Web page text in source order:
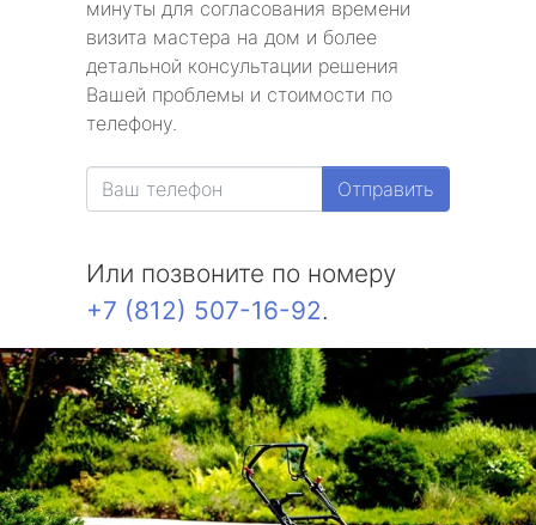
минуты для согласования времени
визита мастера на дом и более
детальной консультации решения
Вашей проблемы и стоимости по
телефону.
Отправить
Или позвоните по номеру
+7 (812) 507-16-92.